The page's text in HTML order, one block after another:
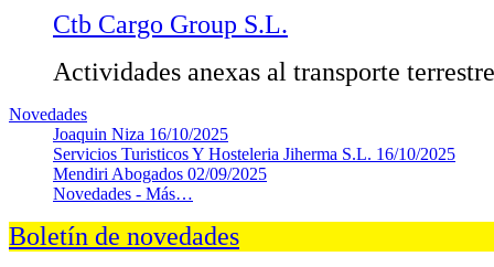
Ctb Cargo Group S.L.
Actividades anexas al transporte terrestre
Novedades
Joaquin Niza 16/10/2025
Servicios Turisticos Y Hosteleria Jiherma S.L. 16/10/2025
Mendiri Abogados 02/09/2025
Novedades - Más…
Boletín de novedades